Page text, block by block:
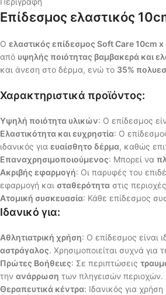
Επίδεσμος ελαστικός
Ο ελαστικός επίδεσμος Soft Care 10cm x
από υψηλής ποιότητας βαμβακερά και
και άνεση στο δέρμα, ενώ το 35%
Χαρακτηριστικά προϊόντος:
Υψηλή ποιότητα υλικών: Ο επίδεσμος
Ελαστικότητα και ευχρηστία: Ο
ιδανικός για ευαίσθητο δέρμα, καθώς
Επαναχρησιμοποιούμενος: Μπορεί να
Ακριβής εφαρμογή: Οι παρυφές του
εφαρμογή και σταθερότητα στις
Ατομική συσκευασία: Κάθε επίδεσμος
Ιδανικό για:
Αθλητιατρική χρήση: Ο επίδεσμος είναι
αστράγαλος. Χρησιμοποιείται συχνά
Πρώτες Βοήθειες: Σε περιπτώσεις
την ανάρρωση των πληγεισών περιοχών.
Θεραπευτικά κέντρα: Ιδανικός για χρήση